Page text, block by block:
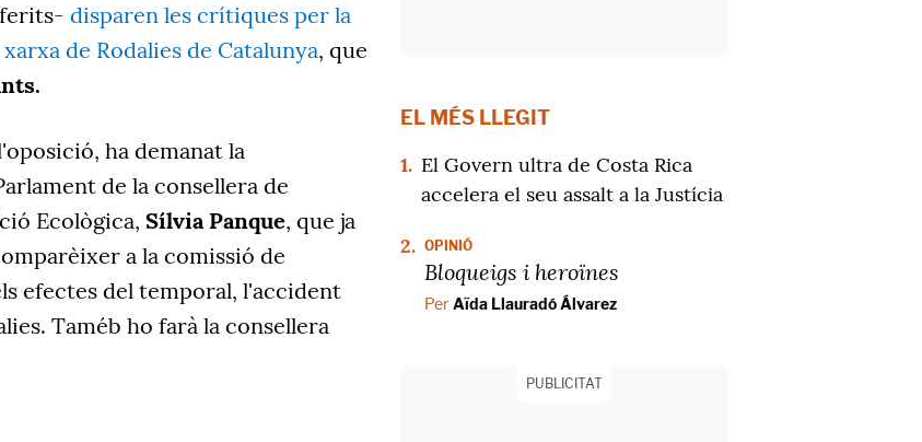
disparen les crítiques per la
de Rodalies de Catalunya, que
ha demanat la
de la consellera de
Ecològica, Sílvia Panque, que ja
a la comissió de
efectes del temporal, l'accident
Taméb ho farà la consellera
EL MÉS LLEGIT
1. El Govern ultra de Costa Rica
accelera el seu assalt a la Justícia
2. OPINIÓ
Bloqueigs i heroïnes
Per Aïda Llauradó Álvarez
PUBLICITAT